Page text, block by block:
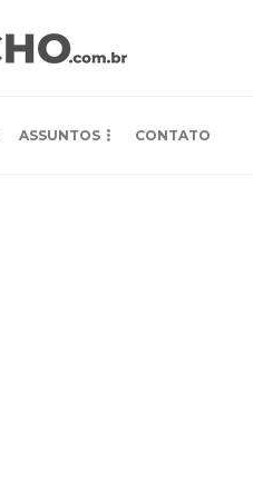
ASSUNTOS CONTATO